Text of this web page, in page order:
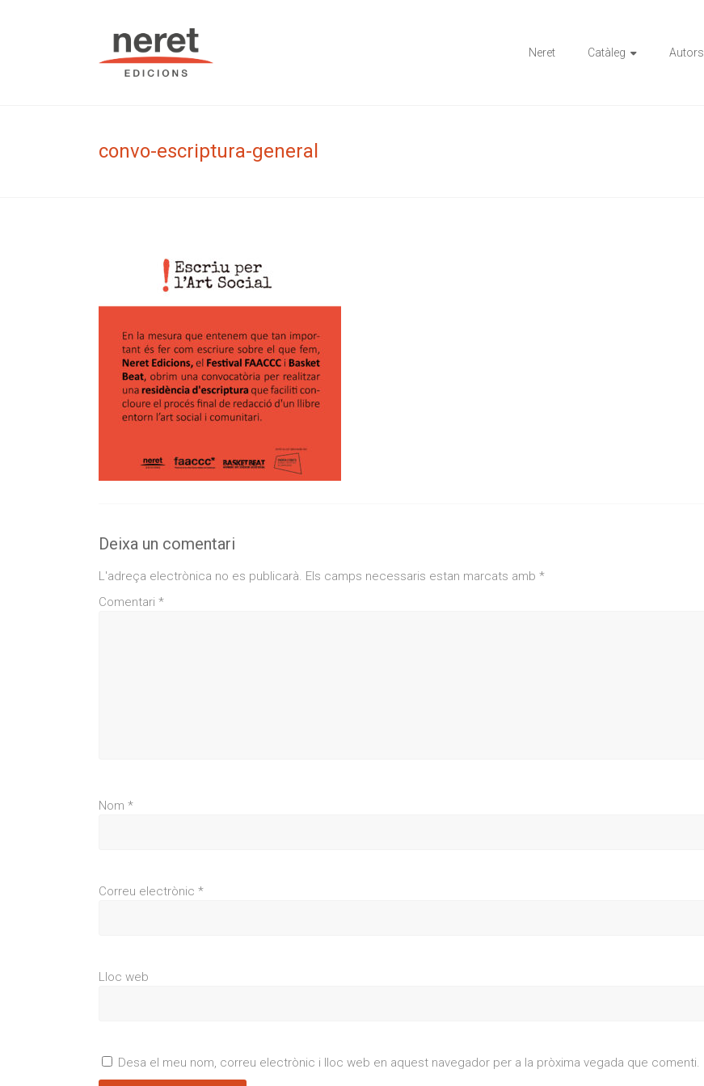
Neret Catàleg Autors
convo-escriptura-general
Deixa un comentari
L'adreça electrònica no es publicarà. Els camps necessaris estan marcats amb *
Comentari *
Nom *
Correu electrònic *
Lloc web
Desa el meu nom, correu electrònic i lloc web en aquest navegador per a la pròxima vegada que comenti.